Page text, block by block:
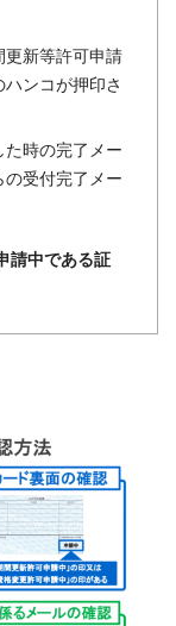
更新等許可申請
ンコが押印さ
た時の完了メー
の受付完了メー
請中である証